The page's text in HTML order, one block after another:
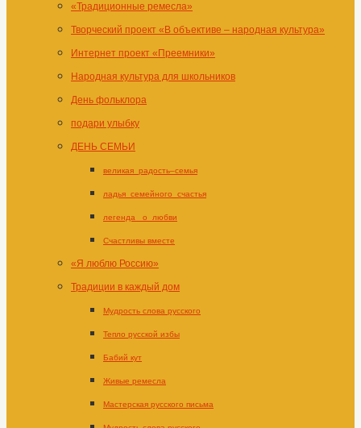
«Традиционные ремесла»
Творческий проект «В объективе – народная культура»
Интернет проект «Преемники»
Народная культура для школьников
День фольклора
подари улыбку
ДЕНЬ СЕМЬИ
великая_радость–семья
ладья_семейного_счастья
легенда _о_любви
Счастливы вместе
«Я люблю Россию»
Традиции в каждый дом
Мудрость слова русского
Тепло русской избы
Бабий кут
Живые ремесла
Мастерская русского письма